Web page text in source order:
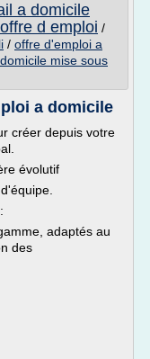
a domicile
d emploi /
/ offre d'emploi a
mise sous
a domicile
créer depuis votre
évolutif
adaptés au
des